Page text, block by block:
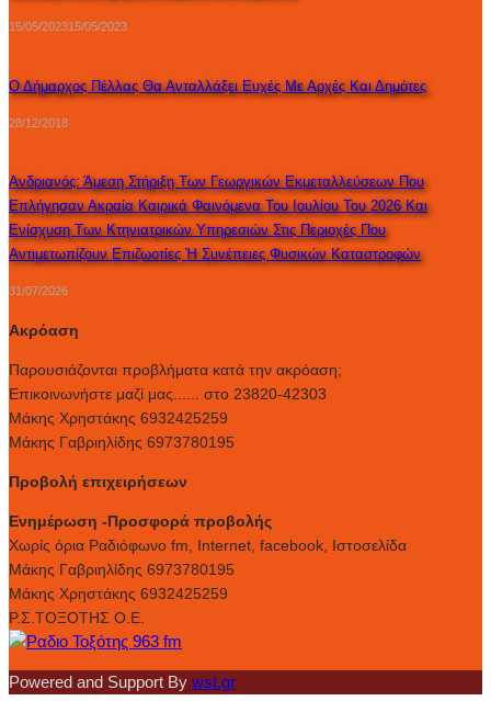
15/05/202315/05/2023
Ο Δήμαρχος Πέλλας Θα Ανταλλάξει Ευχές Με Αρχές Και Δημότες
28/12/2018
Ανδριανός: Άμεση Στήριξη Των Γεωργικών Εκμεταλλεύσεων Που
Επλήγησαν Ακραία Καιρικά Φαινόμενα Του Ιουλίου Του 2026 Και
Ενίσχυση Των Κτηνιατρικών Υπηρεσιών Στις Περιοχές Που
Αντιμετωπίζουν Επιζωοτίες Ή Συνέπειες Φυσικών Καταστροφών
31/07/2026
Ακρόαση
Παρουσιάζονται προβλήματα κατά την ακρόαση;
Επικοινωνήστε μαζί μας...... στο 23820-42303
Μάκης Χρηστάκης 6932425259
Μάκης Γαβριηλίδης 6973780195
Προβολή επιχειρήσεων
Ενημέρωση -Προσφορά προβολής
Xωρίς όρια Ραδιόφωνο fm, Internet, facebook, Ιστοσελίδα
Μάκης Γαβριηλίδης 6973780195
Μάκης Χρηστάκης 6932425259
Ρ.Σ.ΤΟΞΟΤΗΣ Ο.Ε.
Powered and Support By wst.gr